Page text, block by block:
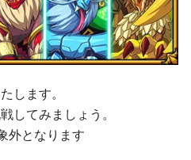
します。
してみましょう。
外となります